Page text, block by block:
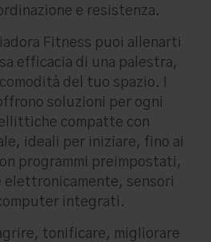
e resistenza.
Fitness puoi allenarti
efficacia di una palestra,
del tuo spazio. I
soluzioni per ogni
compatte con
ideali per iniziare, fino ai
programmi preimpostati,
elettronicamente, sensori
integrati.
tonificare, migliorare